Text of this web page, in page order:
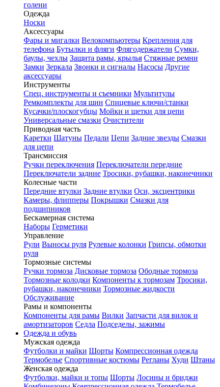
голени
Одежда
Носки
Аксессуары
Фары и мигалки Велокомпьютеры Крепления для
телефона Бутылки и фляги Флягодержатели Сумки,
баулы, чехлы Защита рамы, крылья Стяжные ремни
Замки Зеркала Звонки и сигналы Насосы Другие
аксессуары
Инструменты
Спец. инструменты и съемники Мультитулы
Ремкомплекты для шин Спицевые ключи/станки
Кусачки/плоскогубцы Мойки и щетки для цепи
Универсальные смазки Очистители
Приводная часть
Каретки Шатуны Педали Цепи Задние звезды Смазки
для цепи
Трансмиссия
Ручки переключения Переключатели передние
Переключатели задние Тросики, рубашки, наконечники
Колесные части
Передние втулки Задние втулки Оси, эксцентрики
Камеры, флипперы Покрышки Смазки для
подшипников
Бескамерная система
Наборы Герметики
Управление
Рули Выносы руля Рулевые колонки Грипсы, обмотки
руля
Тормозные системы
Ручки тормоза Дисковые тормоза Ободные тормоза
Тормозные колодки Компоненты к тормозам Тросики,
рубашки, наконечники Тормозные жидкости
Обслуживание
Рамы и компоненты
Компоненты для рамы Вилки Запчасти для вилок и
амортизаторов Седла Подседелы, зажимы
Одежда и обувь
Мужская одежда
Футболки и майки Шорты Компрессионная одежда
Термобелье Спортивные костюмы Регланы Худи Штаны
Женская одежда
Футболки, майки и топы Шорты Лосины и бриджи